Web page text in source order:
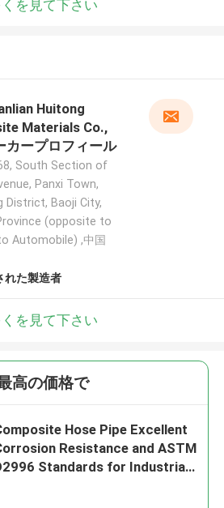
を見て下さい
Huitong
Materials Co.,
カープロフィール
South Section of
Panxi Town,
District, Baoji City,
(opposite to
Automobile) ,中国
れた製造者
を見て下さい
高の価格で
Hose Pipe Excellent
Resistance and ASTM
Standards for Industrial